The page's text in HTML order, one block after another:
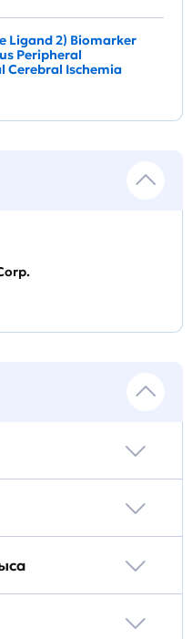
Ligand 2) Biomarker
Peripheral
Cerebral Ischemia